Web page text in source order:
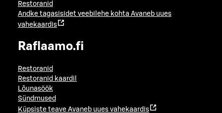
Restoranid
Andke tagasisidet veebilehe kohta Avaneb uues
vahekaardis
Raflaamo.fi
Restoranid
Restoranid kaardil
Lõunasöök
Sündmused
Küpsiste teave Avaneb uues vahekaardis